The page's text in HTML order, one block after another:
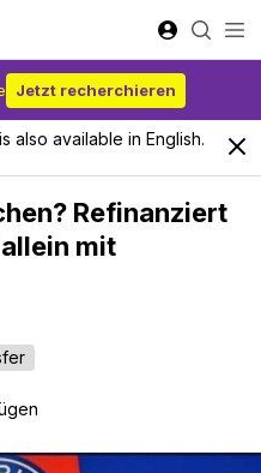
Jetzt recherchieren
also available in English.
Refinanziert
mit